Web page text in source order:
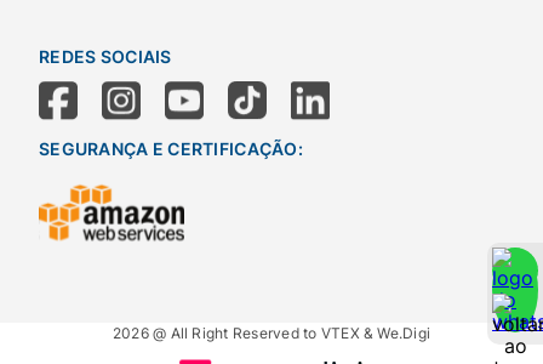
REDES SOCIAIS
SEGURANÇA E CERTIFICAÇÃO:
2026 @ All Right Reserved to VTEX & We.Digi